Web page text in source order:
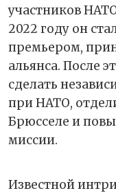
участников
2022 году он
премьером,
альянса. После
сделать
при НАТО,
Брюсселе и
миссии.
Известной